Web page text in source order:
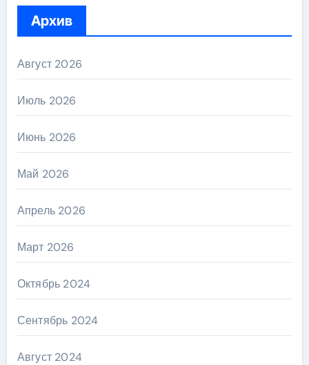
Архив
Август 2026
Июль 2026
Июнь 2026
Май 2026
Апрель 2026
Март 2026
Октябрь 2024
Сентябрь 2024
Август 2024